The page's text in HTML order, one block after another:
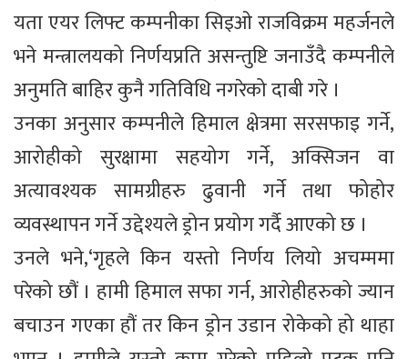
यता एयर लिफ्ट कम्पनीका सिइओ राजविक्रम महर्जनले
भने मन्त्रालयको निर्णयप्रति असन्तुष्टि जनाउँदै कम्पनीले
अनुमति बाहिर कुनै गतिविधि नगरेको दाबी गरे ।
उनका अनुसार कम्पनीले हिमाल क्षेत्रमा सरसफाइ गर्ने,
आरोहीको सुरक्षामा सहयोग गर्ने, अक्सिजन वा
अत्यावश्यक सामग्रीहरु ढुवानी गर्ने तथा फोहोर
व्यवस्थापन गर्ने उद्देश्यले ड्रोन प्रयोग गर्दै आएको छ ।
उनले भने,‘गृहले किन यस्तो निर्णय लियो अचम्ममा
परेको छौं । हामी हिमाल सफा गर्न, आरोहीहरुको ज्यान
बचाउन गएका हौं तर किन ड्रोन उडान रोकेको हो थाहा